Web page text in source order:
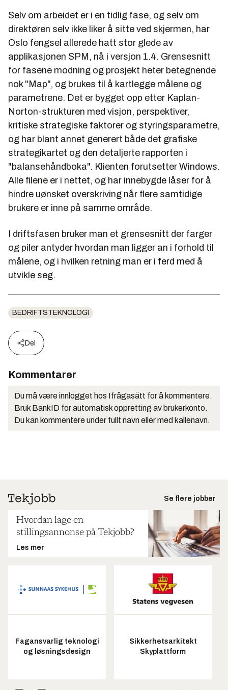
Selv om arbeidet er i en tidlig fase, og selv om
direktøren selv ikke liker å sitte ved skjermen, har
Oslo fengsel allerede hatt stor glede av
applikasjonen SPM, nå i versjon 1.4. Grensesnitt
for fasene modning og prosjekt heter betegnende
nok "Map", og brukes til å kartlegge målene og
parametrene. Det er bygget opp etter Kaplan-
Norton-strukturen med visjon, perspektiver,
kritiske strategiske faktorer og styringsparametre,
og har blant annet generert både det grafiske
strategikartet og den detaljerte rapporten i
"balansehåndboka". Klienten forutsetter Windows.
Alle filene er i nettet, og har innebygde låser for å
hindre uønsket overskriving når flere samtidige
brukere er inne på samme område.
I driftsfasen bruker man et grensesnitt der farger
og piler antyder hvordan man ligger an i forhold til
målene, og i hvilken retning man er i ferd med å
utvikle seg.
BEDRIFTSTEKNOLOGI
Del
Kommentarer
Du må være innlogget hos Ifrågasätt for å kommentere.
Bruk BankID for automatisk oppretting av brukerkonto.
Du kan kommentere under fullt navn eller med kallenavn.
Se flere jobber
Hvordan lage en
stillingsannonse på Tekjobb?
Les mer
Fagansvarlig teknologi
og løsningsdesign
Sikkerhetsarkitekt
Skyplattform